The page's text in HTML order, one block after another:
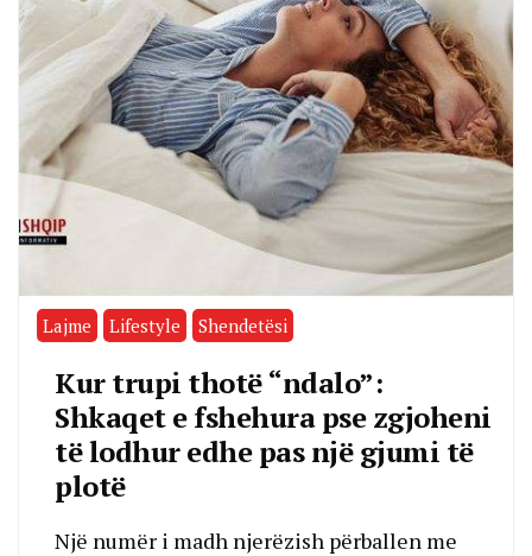
Lajme Lifestyle Shendetësi
Kur trupi thotë “ndalo”:
Shkaqet e fshehura pse zgjoheni
të lodhur edhe pas një gjumi të
plotë
Një numër i madh njerëzish përballen me